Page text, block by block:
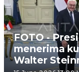
FOTO -
menerima
Walter